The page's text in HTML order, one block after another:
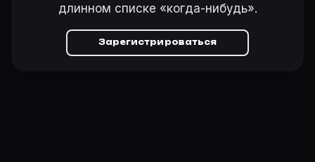
длинном списке «когда-нибудь».
Зарегистрироваться